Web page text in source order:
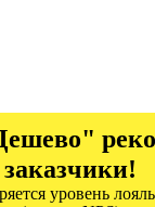
заказчики!
уровень